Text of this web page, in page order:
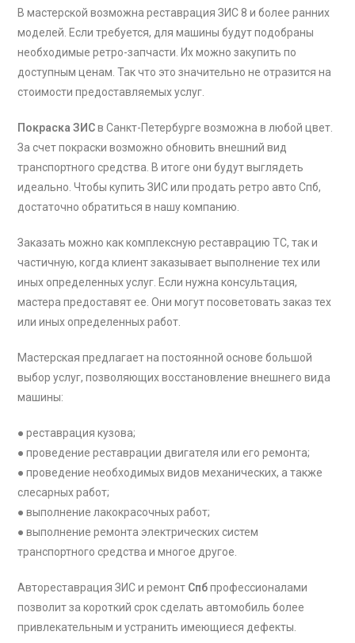
В мастерской возможна реставрация ЗИС 8 и более ранних
моделей. Если требуется, для машины будут подобраны
необходимые ретро-запчасти. Их можно закупить по
доступным ценам. Так что это значительно не отразится на
стоимости предоставляемых услуг.
Покраска ЗИСв Санкт-Петербурге возможна в любой цвет.
За счет покраски возможно обновить внешний вид
транспортного средства. В итоге они будут выглядеть
идеально. Чтобы купить ЗИС или продать ретро авто Спб,
достаточно обратиться в нашу компанию.
Заказать можно как комплексную реставрацию ТС, так и
частичную, когда клиент заказывает выполнение тех или
иных определенных услуг. Если нужна консультация,
мастера предоставят ее. Они могут посоветовать заказ тех
или иных определенных работ.
Мастерская предлагает на постоянной основе большой
выбор услуг, позволяющих восстановление внешнего вида
машины:
● реставрация кузова;
● проведение реставрации двигателя или его ремонта;
● проведение необходимых видов механических, а также
слесарных работ;
● выполнение лакокрасочных работ;
● выполнение ремонта электрических систем
транспортного средства и многое другое.
Автореставрация ЗИС и ремонт Спбпрофессионалами
позволит за короткий срок сделать автомобиль более
привлекательным и устранить имеющиеся дефекты.